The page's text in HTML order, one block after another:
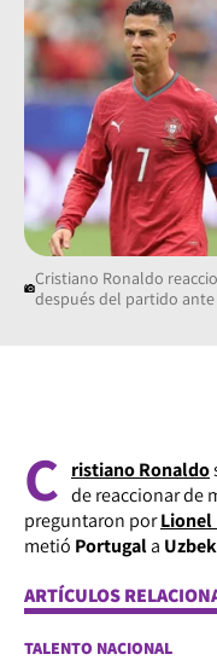
Cristiano Ronaldo
después del partido ante
C ristiano Ronaldo
de reaccionar de
preguntaron porLionel
metió Portugala
ARTÍCULOS
TALENTO NACIONAL